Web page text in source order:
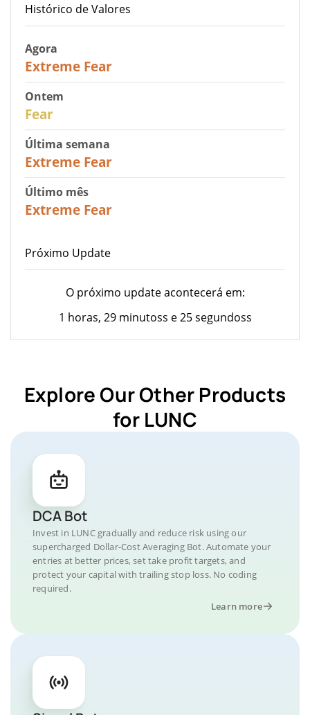
Histórico de Valores
Agora
Extreme Fear
Ontem
Fear
Última semana
Extreme Fear
Último mês
Extreme Fear
Próximo Update
O próximo update acontecerá em:
1 horas, 29 minutoss e 25 segundoss
Explore Our Other Products
for LUNC
DCA Bot
Invest in LUNC gradually and reduce risk using our
supercharged Dollar-Cost Averaging Bot. Automate your
entries at better prices, set take profit targets, and
protect your capital with trailing stop loss. No coding
required.
Learn more